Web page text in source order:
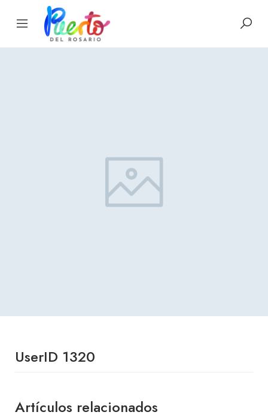
UserID 1320
Artículos relacionados